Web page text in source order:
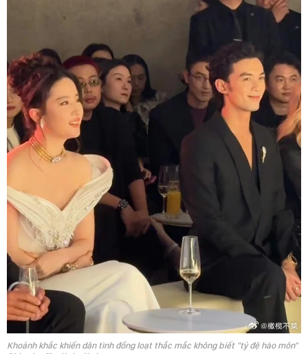
Khoảnh khắc khiến dân tình đồng loạt thắc mắc không biết "tỷ đệ hào môn"